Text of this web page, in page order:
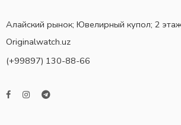
Алайский рынок; Ювелирный купол; 2
Originalwatch.uz
(+99897) 130-88-66